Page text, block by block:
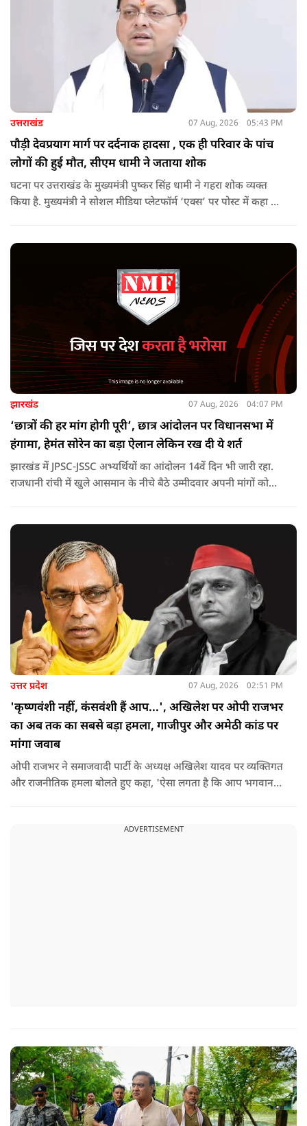
उत्तराखंड 07 Aug, 2026 05:43 PM
पौड़ी देवप्रयाग मार्ग पर दर्दनाक हादसा , एक ही परिवार के पांच
लोगों की हुई मौत, सीएम धामी ने जताया शोक
घटना पर उत्तराखंड के मुख्यमंत्री पुष्कर सिंह धामी ने गहरा शोक व्यक्त
किया है. मुख्यमंत्री ने सोशल मीडिया प्लेटफॉर्म ‘एक्स’ पर पोस्ट में कहा कि
उपचार तथा गंभीर रूप से घायलों को आवश्यकता पड़ने पर एयरलिफ्ट कर
उच्च चिकित्सा केंद्रों में रेफर करने के निर्देश दिए हैं.
झारखंड 07 Aug, 2026 04:07 PM
‘छात्रों की हर मांग होगी पूरी’, छात्र आंदोलन पर विधानसभा में
हंगामा, हेमंत सोरेन का बड़ा ऐलान लेकिन रख दी ये शर्त
झारखंड में JPSC-JSSC अभ्यर्थियों का आंदोलन 14वें दिन भी जारी रहा.
राजधानी रांची में खुले आसमान के नीचे बैठे उम्मीदवार अपनी मांगों को
उत्तर प्रदेश 07 Aug, 2026 02:51 PM
'कृष्णवंशी नहीं, कंसवंशी हैं आप...', अखिलेश पर ओपी राजभर
का अब तक का सबसे बड़ा हमला, गाजीपुर और अमेठी कांड पर
मांगा जवाब
ओपी राजभर ने समाजवादी पार्टी के अध्यक्ष अखिलेश यादव पर व्यक्तिगत
और राजनीतिक हमला बोलते हुए कहा, 'ऐसा लगता है कि आप भगवान
ADVERTISEMENT